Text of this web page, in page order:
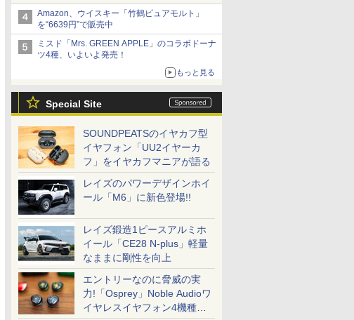
受付
Amazon、ウイスキー「竹鶴ピュアモルト」
を“6639円”で販売中
ミスド「Mrs. GREEN APPLE」のコラボドーナ
ツ4種、いよいよ発売！
もっと見る
Special Site
SOUNDPEATSのイヤカフ型
イヤフォン「UU2イヤーカ
フ」をイヤカフマニアが語る
レイズのパワーデザインホイ
ール「M6」に新色登場!!
レイズ鍛造1ピースアルミホ
イール「CE28 N-plus」軽量
なままに剛性を向上
エントリーなのに脅威の実
力!「Osprey」Noble Audioワ
イヤレスイヤフォン4機種を